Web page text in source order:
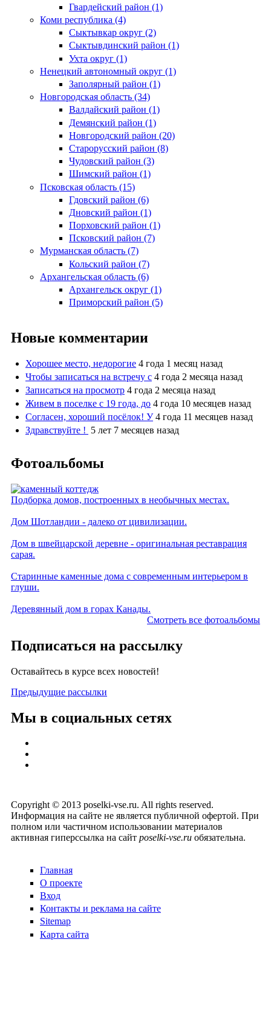
Гвардейский район (1)
Коми республика (4)
Сыктывкар округ (2)
Сыктывдинский район (1)
Ухта округ (1)
Ненецкий автономный округ (1)
Заполярный район (1)
Новгородская область (34)
Валдайский район (1)
Демянский район (1)
Новгородский район (20)
Старорусский район (8)
Чудовский район (3)
Шимский район (1)
Псковская область (15)
Гдовский район (6)
Дновский район (1)
Порховский район (1)
Псковский район (7)
Мурманская область (7)
Кольский район (7)
Архангельская область (6)
Архангельск округ (1)
Приморский район (5)
Новые комментарии
Хорошее место, недорогие 4 года 1 месяц назад
Чтобы записаться на встречу с 4 года 2 месяца назад
Записаться на просмотр 4 года 2 месяца назад
Живем в поселке с 19 года, до 4 года 10 месяцев назад
Согласен, хороший посёлок! У 4 года 11 месяцев назад
Здравствуйте ! 5 лет 7 месяцев назад
Фотоальбомы
Подборка домов, построенных в необычных местах.
Дом Шотландии - далеко от цивилизации.
Дом в швейцарской деревне - оригинальная реставрация
сарая.
Старинные каменные дома с современным интерьером в
глуши.
Деревянный дом в горах Канады.
Смотреть все фотоальбомы
Подписаться на рассылку
Оставайтесь в курсе всех новостей!
Предыдущие рассылки
Мы в социальных сетях
Copyright © 2013 poselki-vse.ru. All rights reserved.
Информация на сайте не является публичной офертой. При
полном или частичном использовании материалов
активная гиперссылка на сайт poselki-vse.ru​ обязательна.
Главная
О проекте
Вход
Контакты и реклама на сайте
Sitemap
Карта сайта